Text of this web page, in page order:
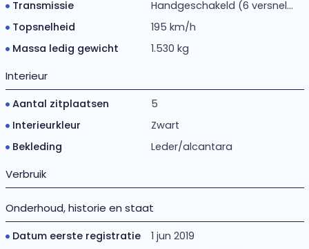
Transmissie
Handgeschakeld (6 versnel...
Topsnelheid
195 km/h
Massa ledig gewicht
1.530 kg
Interieur
Aantal zitplaatsen
5
Interieurkleur
Zwart
Bekleding
Leder/alcantara
Verbruik
Onderhoud, historie en staat
Datum eerste registratie
1 jun 2019